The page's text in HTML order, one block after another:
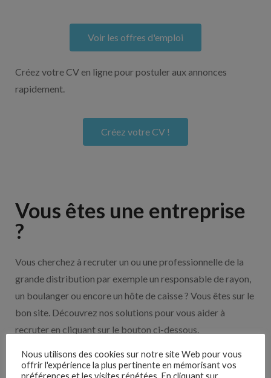
Voir les offres d'emploi
Créez votre CV en ligne pour postuler aux annonces
rapidement.
Créez votre CV !
Vous êtes une entreprise
?
Vous cherchez à recruter un ou une professionnelle de la
grande distribution par exemple un responsable de rayon,
un boulanger ou encore un hôte de caisse ? Vous êtes sur le
bon site. Découvrez nos solutions pour vous aider à
recruter en cliquant sur le bouton ci-dessous.
Nos solutions entreprises
Nous utilisons des cookies sur notre site Web pour vous
offrir l'expérience la plus pertinente en mémorisant vos
préférences et les visites répétées. En cliquant sur